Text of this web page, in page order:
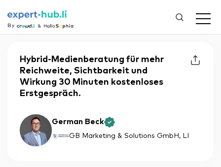
By
Hybrid-Medienberatung für mehr
Reichweite, Sichtbarkeit und
Wirkung 30 Minuten kostenloses
Erstgespräch.
German Beck
GB Marketing & Solutions GmbH , LI